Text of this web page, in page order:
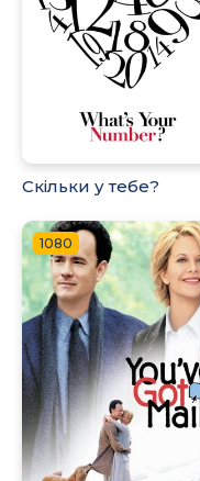
Скільки у тебе?
1080